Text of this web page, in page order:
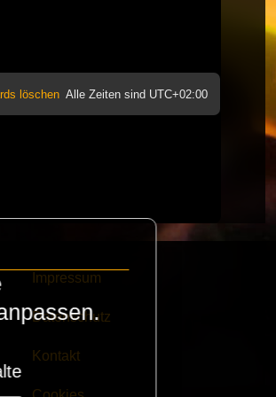
Alle Zeiten sind UTC+02:00
löschen
Impressum
Datenschutz
Kontakt